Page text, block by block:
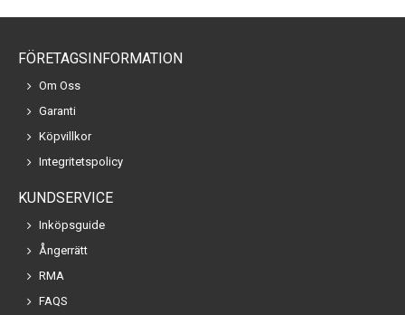
FÖRETAGSINFORMATION
Om Oss
Garanti
Köpvillkor
Integritetspolicy
KUNDSERVICE
Inköpsguide
Ångerrätt
RMA
FAQS